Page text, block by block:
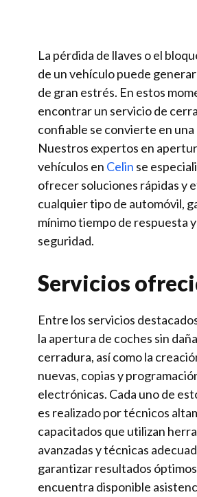
La pérdida de llaves o el
de un vehículo puede
de gran estrés. En estos
encontrar un servicio de
confiable se convierte en
Nuestros expertos en
vehículos en Celin se
ofrecer soluciones rápidas y
cualquier tipo de automóvil,
mínimo tiempo de respuesta y
seguridad.
Servicios
Entre los servicios
la apertura de coches sin
cerradura, así como la
nuevas, copias y
electrónicas. Cada uno de
es realizado por técnicos
capacitados que utilizan
avanzadas y técnicas
garantizar resultados
encuentra disponible